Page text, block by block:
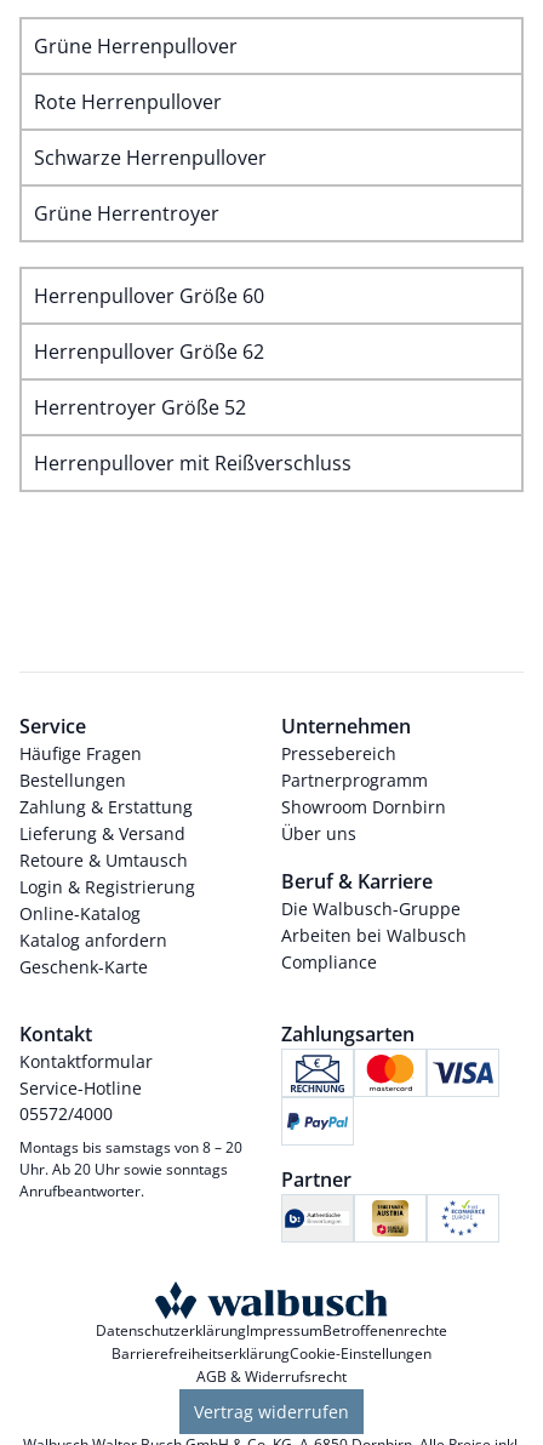
Grüne Herrenpullover
Rote Herrenpullover
Schwarze Herrenpullover
Grüne Herrentroyer
Herrenpullover Größe 60
Herrenpullover Größe 62
Herrentroyer Größe 52
Herrenpullover mit Reißverschluss
Service
Häufige Fragen
Bestellungen
Zahlung & Erstattung
Lieferung & Versand
Retoure & Umtausch
Login & Registrierung
Online-Katalog
Katalog anfordern
Geschenk-Karte
Unternehmen
Pressebereich
Partnerprogramm
Showroom Dornbirn
Über uns
Beruf & Karriere
Die Walbusch-Gruppe
Arbeiten bei Walbusch
Compliance
Kontakt
Kontaktformular
Service-Hotline
05572/4000
Montags bis samstags von 8 – 20
Uhr. Ab 20 Uhr sowie sonntags
Anrufbeantworter.
Zahlungsarten
Partner
DatenschutzerklärungImpressumBetroffenenrechte
BarrierefreiheitserklärungCookie-Einstellungen
AGB & Widerrufsrecht
Vertrag widerrufen